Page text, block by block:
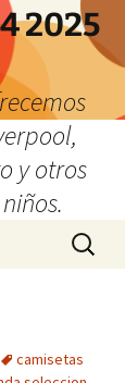
2025
y otros
Buscar:
camisetas